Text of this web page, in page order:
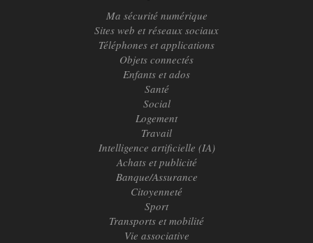
Ma sécurité numérique
Sites web et réseaux sociaux
Téléphones et applications
Objets connectés
Enfants et ados
Santé
Social
Logement
Travail
Intelligence artificielle (IA)
Achats et publicité
Banque/Assurance
Citoyenneté
Sport
Transports et mobilité
Vie associative